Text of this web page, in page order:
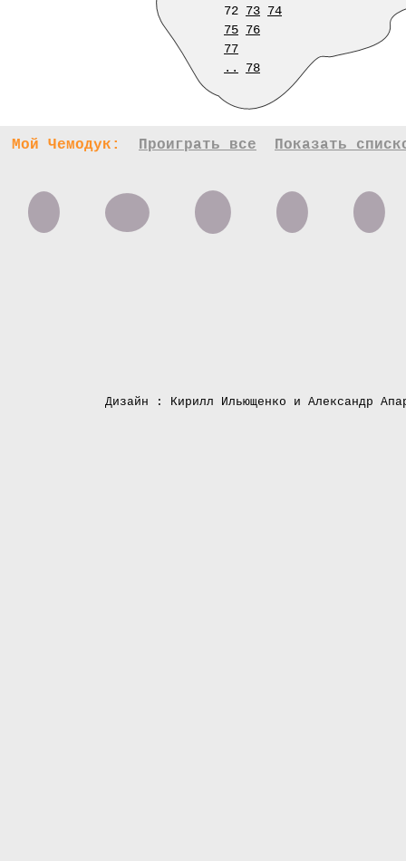
72 73 74
75 76
77
..
78
Мой Чемодук: Проиграть все Показать
Дизайн : Кирилл Ильющенко и Александр